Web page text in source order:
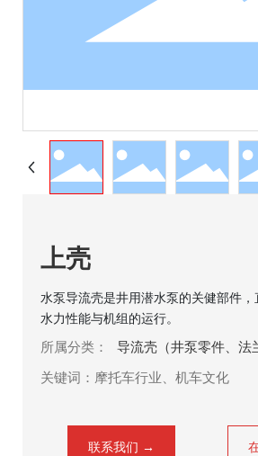
上壳
水泵导流壳是井用潜水泵的关健部件
水力性能与机组的运行。
所属分类：
导流壳（井泵零件、法
关键词：摩托车行业、机车文化
联系我们 →